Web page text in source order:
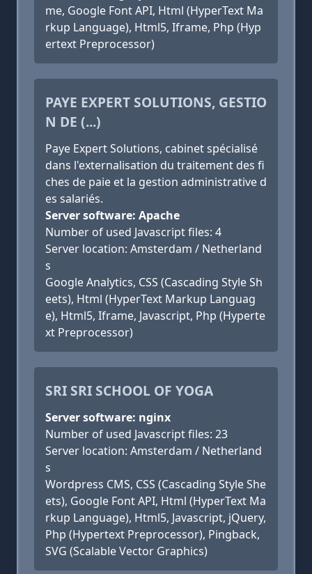
me, Google Font API, Html (HyperText Ma
rkup Language), Html5, Iframe, Php (Hyp
ertext Preprocessor)
PAYE EXPERT SOLUTIONS, GESTIO
N DE (...)
Paye Expert Solutions, cabinet spécialisé
dans l'externalisation du traitement des fi
ches de paie et la gestion administrative d
es salariés.
Server software: Apache
Number of used Javascript files: 4
Server location: Amsterdam / Netherland
s
Google Analytics, CSS (Cascading Style Sh
eets), Html (HyperText Markup Languag
e), Html5, Iframe, Javascript, Php (Hyperte
xt Preprocessor)
SRI SRI SCHOOL OF YOGA
Server software: nginx
Number of used Javascript files: 23
Server location: Amsterdam / Netherland
s
Wordpress CMS, CSS (Cascading Style She
ets), Google Font API, Html (HyperText Ma
rkup Language), Html5, Javascript, jQuery,
Php (Hypertext Preprocessor), Pingback,
SVG (Scalable Vector Graphics)